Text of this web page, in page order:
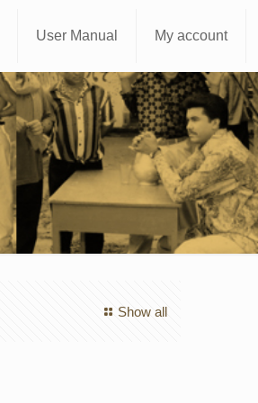
User Manual My account
Show all